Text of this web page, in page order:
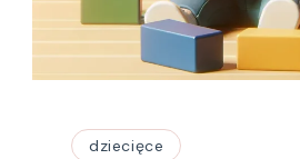
dziecięce